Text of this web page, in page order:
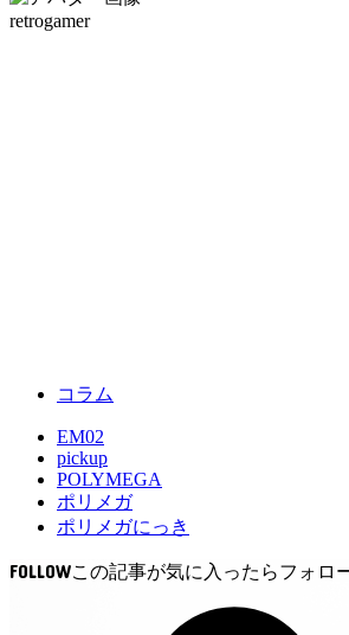
retrogamer
コラム
EM02
pickup
POLYMEGA
ポリメガ
ポリメガにっき
FOLLOW